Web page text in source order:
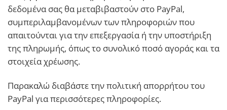
δεδομένα σας θα μεταβιβαστούν στο PayPal,
συμπεριλαμβανομένων των πληροφοριών που
απαιτούνται για την επεξεργασία ή την υποστήριξη
της πληρωμής, όπως το συνολικό ποσό αγοράς και τα
στοιχεία χρέωσης.
Παρακαλώ διαβάστε τηνπολιτική απορρήτου του
PayPal για περισσότερες πληροφορίες.